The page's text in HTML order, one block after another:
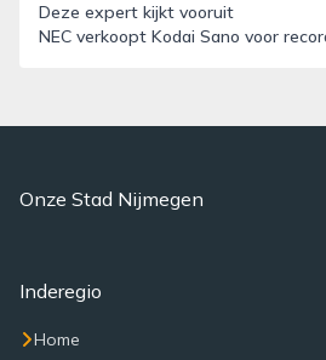
Deze expert kijkt vooruit
NEC verkoopt Kodai Sano voor
Onze Stad Nijmegen
Inderegio
Home